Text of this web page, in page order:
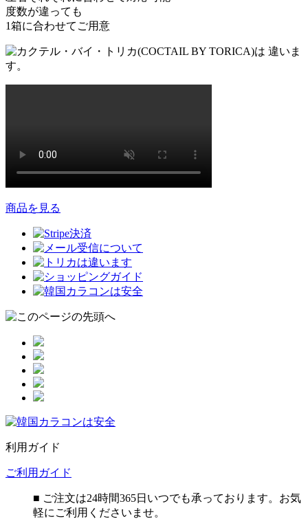
度数が違っても
1箱に合わせてご用意
商品を見る
利用ガイド
ご利用ガイド
■ ご注文は24時間365日いつでも承っております。お気
軽にご利用くださいませ。